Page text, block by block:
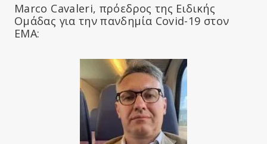
Marco Cavaleri, πρόεδρος της Ειδικής
Ομάδας για την πανδημία Covid-19 στον
ΕΜΑ: